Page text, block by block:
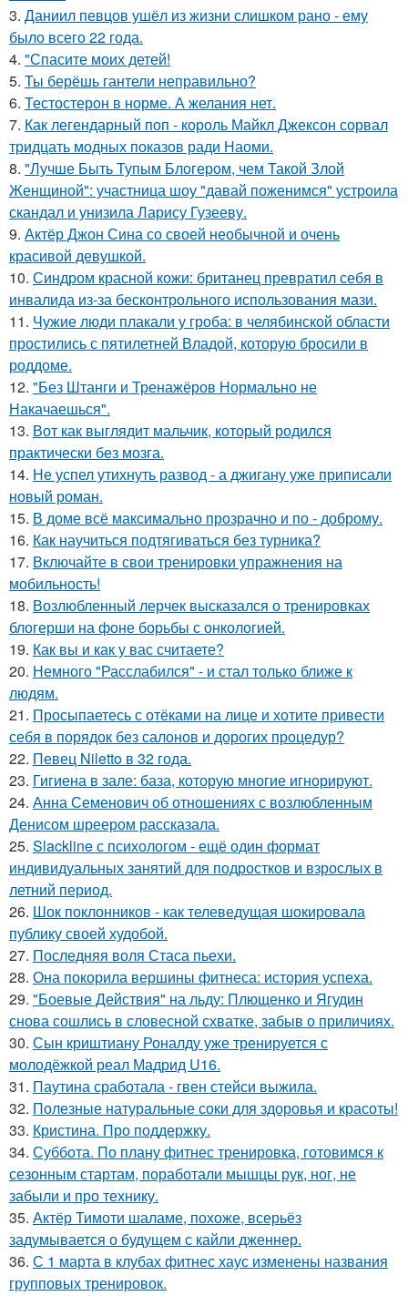
3. Даниил певцов ушёл из жизни слишком рано - ему
было всего 22 года.
4. "Спасите моих детей!
5. Ты берёшь гантели неправильно?
6. Тестостерон в норме. А желания нет.
7. Как легендарный поп - король Майкл Джексон сорвал
тридцать модных показов ради Наоми.
8. "Лучше Быть Тупым Блогером, чем Такой Злой
Женщиной": участница шоу "давай поженимся" устроила
скандал и унизила Ларису Гузееву.
9. Актёр Джон Сина со своей необычной и очень
красивой девушкой.
10. Синдром красной кожи: британец превратил себя в
инвалида из-за бесконтрольного использования мази.
11. Чужие люди плакали у гроба: в челябинской области
простились с пятилетней Владой, которую бросили в
роддоме.
12. "Без Штанги и Тренажёров Нормально не
Накачаешься".
13. Вот как выглядит мальчик, который родился
практически без мозга.
14. Не успел утихнуть развод - а джигану уже приписали
новый роман.
15. В доме всё максимально прозрачно и по - доброму.
16. Как научиться подтягиваться без турника?
17. Включайте в свои тренировки упражнения на
мобильность!
18. Возлюбленный лерчек высказался о тренировках
блогерши на фоне борьбы с онкологией.
19. Как вы и как у вас считаете?
20. Немного "Расслабился" - и стал только ближе к
людям.
21. Просыпаетесь с отёками на лице и хотите привести
себя в порядок без салонов и дорогих процедур?
22. Певец Niletto в 32 года.
23. Гигиена в зале: база, которую многие игнорируют.
24. Анна Семенович об отношениях с возлюбленным
Денисом шреером рассказала.
25. Slackline с психологом - ещё один формат
индивидуальных занятий для подростков и взрослых в
летний период.
26. Шок поклонников - как телеведущая шокировала
публику своей худобой.
27. Последняя воля Стаса пьехи.
28. Она покорила вершины фитнеса: история успеха.
29. "Боевые Действия" на льду: Плющенко и Ягудин
снова сошлись в словесной схватке, забыв о приличиях.
30. Сын криштиану Роналду уже тренируется с
молодёжкой реал Мадрид U16.
31. Паутина сработала - гвен стейси выжила.
32. Полезные натуральные соки для здоровья и красоты!
33. Кристина. Про поддержку.
34. Суббота. По плану фитнес тренировка, готовимся к
сезонным стартам, поработали мышцы рук, ног, не
забыли и про технику.
35. Актёр Тимоти шаламе, похоже, всерьёз
задумывается о будущем с кайли дженнер.
36. С 1 марта в клубах фитнес хаус изменены названия
групповых тренировок.